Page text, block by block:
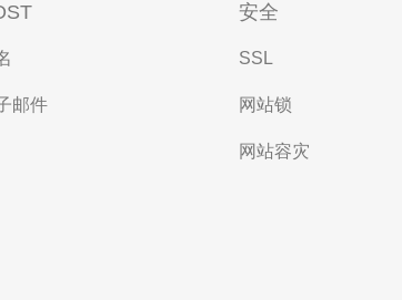
邮件
安全
SSL
网站锁
网站容灾